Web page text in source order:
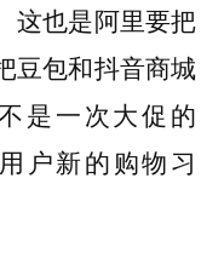
这也是阿里要把
豆包和抖音商城
是一次大促的
户新的购物习